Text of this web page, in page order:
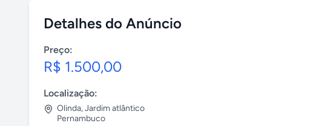
Detalhes do Anúncio
Preço:
R$ 1.500,00
Localização:
Olinda,Jardim atlântico
Pernambuco